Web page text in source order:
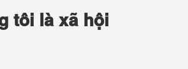
tôi là xã hội